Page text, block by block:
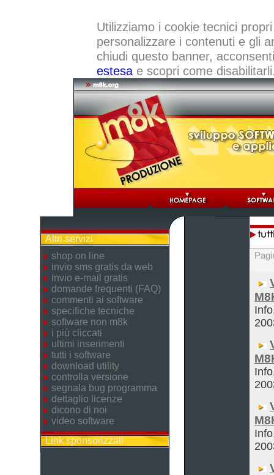
Utilizziamo i cookie tecnici
personalizzare i contenuti e gli
chiudi questo banner,
estesae scopri come
Altri servizi
shop on line
invio sms gratis da web
invio e-mail gratis
domande frequenti (FAQ)
commenti ai software
specifiche tecniche
software non m8k
i più cliccati
ultimi inserimenti
tutti i software
download utility
controlla versione
segnala bug programma
dettaglio licenze
dicono di noi
video software
Link sponsorizzati